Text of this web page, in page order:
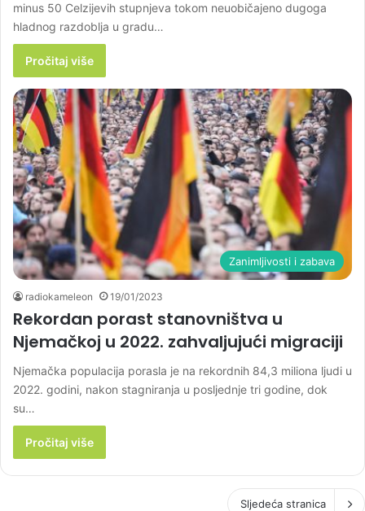
minus 50 Celzijevih stupnjeva tokom neuobičajeno dugoga
hladnog razdoblja u gradu…
Pročitaj više
Zanimljivosti i zabava
radiokameleon 19/01/2023
Rekordan porast stanovništva u
Njemačkoj u 2022. zahvaljujući migraciji
Njemačka populacija porasla je na rekordnih 84,3 miliona ljudi u
2022. godini, nakon stagniranja u posljednje tri godine, dok
su…
Pročitaj više
Sljedeća stranica